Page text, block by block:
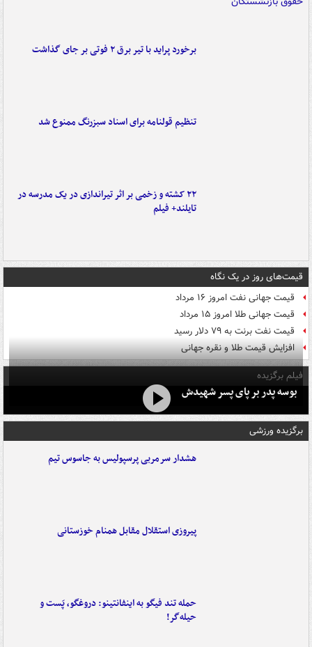
برخورد پراید با تیر برق ۲ فوتی بر جای گذاشت
تنظیم قولنامه برای اسناد سبزرنگ ممنوع شد
۲۲ کشته و زخمی بر اثر تیراندازی در یک مدرسه در
تایلند+ فیلم
قیمت‌های روز در یک نگاه
قیمت جهانی نفت امروز ۱۶ مرداد
قیمت جهانی طلا امروز ۱۵ مرداد
قیمت نفت برنت به ۷۹ دلار رسید
افزایش قیمت طلا و نقره جهانی
فیلم برگزیده
بوسه‌ پدر بر پای پسر شهیدش
برگزیده ورزشی
هشدار سرمربی پرسپولیس به جاسوس تیم
پیروزی استقلال مقابل همنام خوزستانی
حمله تند فیگو به اینفانتینو: دروغگو، پَست‌ و
حیله‌گر!